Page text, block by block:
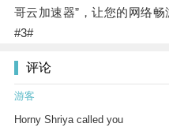
哥云加速器”，让您的网络畅
#3#
评论
游客
Horny Shriya called you